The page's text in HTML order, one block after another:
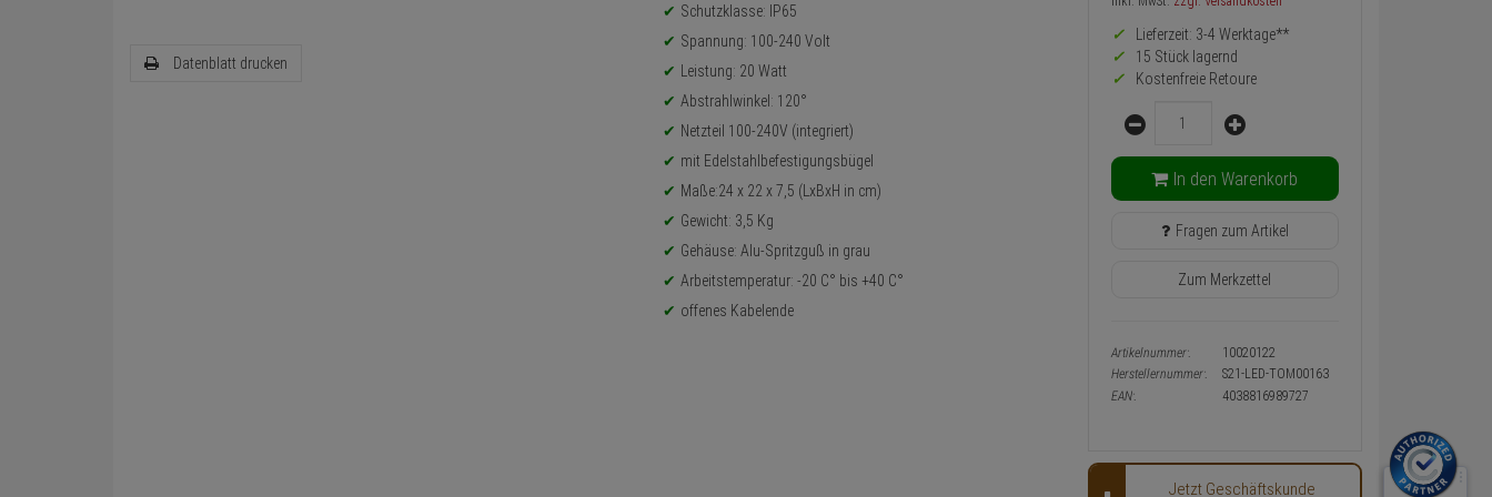
Datenblatt drucken
Schutzklasse: IP65
Spannung: 100-240 Volt
Leistung: 20 Watt
Abstrahlwinkel: 120°
Netzteil 100-240V (integriert)
mit Edelstahlbefestigungsbügel
Maße:24 x 22 x 7,5 (LxBxH in cm)
Gewicht: 3,5 Kg
Gehäuse: Alu-Spritzguß in grau
Arbeitstemperatur: -20 C° bis +40 C°
offenes Kabelende
und
Warenkorb-
oder
Button
Lieferzeit: 3-4 Werktage**
15 Stück lagernd
Kostenfreie Retoure
Menge
In den Warenkorb
Fragen zum Artikel
Zum Merkzettel
Artikelnummer:
10020122
Herstellernummer:
S21-LED-TOM00163
EAN:
4038816989727
Jetzt Geschäftskunde